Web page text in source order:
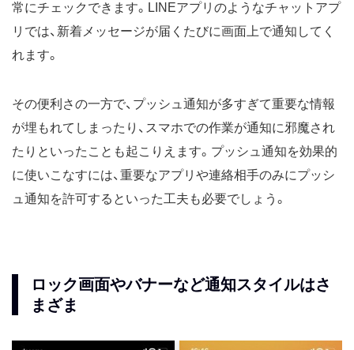
常にチェックできます。LINEアプリのようなチャットアプ
リでは、新着メッセージが届くたびに画面上で通知してく
れます。
その便利さの一方で、プッシュ通知が多すぎて重要な情報
が埋もれてしまったり、スマホでの作業が通知に邪魔され
たりといったことも起こりえます。プッシュ通知を効果的
に使いこなすには、重要なアプリや連絡相手のみにプッシ
ュ通知を許可するといった工夫も必要でしょう。
ロック画面やバナーなど通知スタイルはさ
まざま